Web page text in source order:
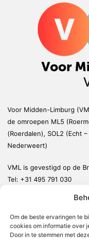
Om de beste ervaringen te
cookies om informatie over
Door in te stemmen met
Voor Midden-Limburg
de omroepen ML5
(Roerdalen), SOL2 (Echt
Nederweert)
VML is gevestigd op de
Tel: +31 495 791 030
Weert
Nederweert